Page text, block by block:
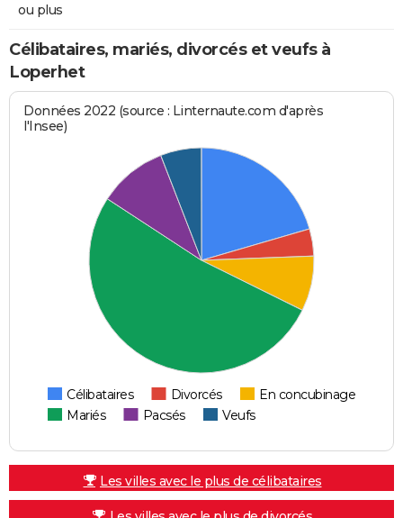
ou plus
Célibataires, mariés, divorcés et veufs à
Loperhet
Données 2022 (source : Linternaute.com d'après
l'Insee)
Célibataires Divorcés
En concubinage
Mariés
Pacsés Veufs
Les villes avec le plus de célibataires